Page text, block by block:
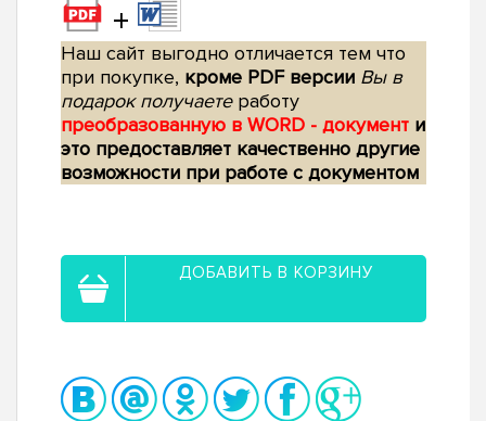
+
Наш сайт выгодно отличается тем что
при покупке, кроме PDF версии Вы в
подарок получаетеработу
преобразованную в WORD - документ и
это предоставляет качественно другие
возможности при работе с документом
ДОБАВИТЬ В КОРЗИНУ